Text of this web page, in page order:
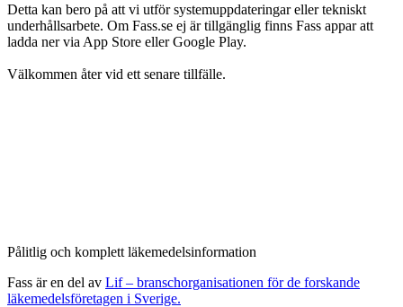
Detta kan bero på att vi utför systemuppdateringar eller tekniskt
underhållsarbete. Om Fass.se ej är tillgänglig finns Fass appar att
ladda ner via App Store eller Google Play.
Välkommen åter vid ett senare tillfälle.
Pålitlig och komplett läkemedelsinformation
Fass är en del av Lif – branschorganisationen för de forskande
läkemedelsföretagen i Sverige.